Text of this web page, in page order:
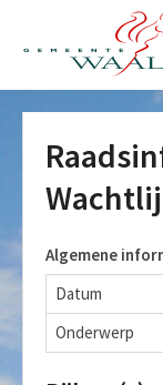
Algemene
Datum
Onderwerp